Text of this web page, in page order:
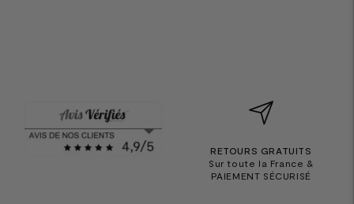
RETOURS GRATUITS
Sur toute la France &
PAIEMENT SÉCURISÉ